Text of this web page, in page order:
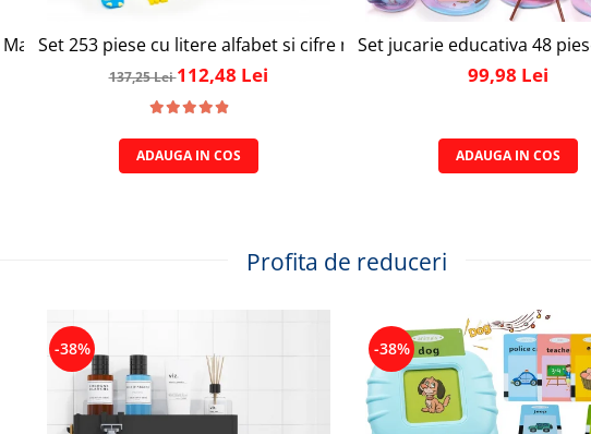
Up Simply Joy, cu 47 de elemente pentru make-up, rujuri,
Set 253 piese cu litere alfabet si cifre magnetice, 1 tabla
137,25 Lei112,48 Lei
ADAUGA IN COS
Set jucarie educativa 48
99,98 Lei
ADAUGA IN COS
Profita de reduceri
-38% -38%